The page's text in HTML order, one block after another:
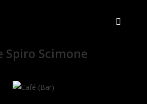
Spiro Scimone